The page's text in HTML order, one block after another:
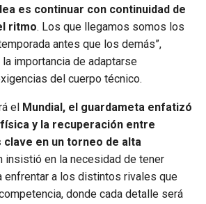
es continuar con continuidad de
ritmo. Los que llegamos somos los
antes que los demás”,
importancia de adaptarse
del cuerpo técnico.
el Mundial, el guardameta enfatizó
y la recuperación entre
en un torneo de alta
insistió en la necesidad de tener
enfrentar a los distintos rivales que
donde cada detalle será